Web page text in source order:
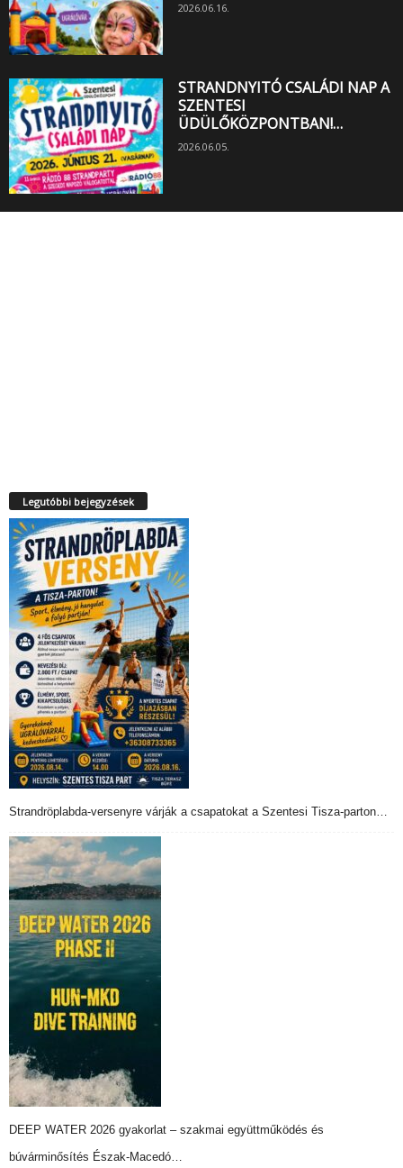
2026.06.16.
STRANDNYITÓ CSALÁDI NAP A
SZENTESI
ÜDÜLŐKÖZPONTBAN!…
2026.06.05.
Legutóbbi bejegyzések
Strandröplabda-versenyre várják a csapatokat a Szentesi Tisza-parton…
DEEP WATER 2026 gyakorlat – szakmai együttműködés és
búvárminősítés Észak-Macedó…